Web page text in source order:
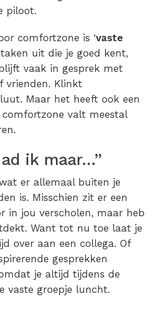
piloot.
comfortzone is ‘vaste
uit die je goed kent,
vaak in gesprek met
vrienden. Klinkt
Maar het heeft ook een
valt meestal
ik maar…”
er allemaal buiten je
is. Misschien zit er een
in jou verscholen, maar heb
Want tot nu toe laat je
over aan een collega. Of
gesprekken
je altijd tijdens de
vaste groepje luncht.